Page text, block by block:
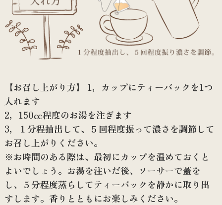
【お召し上がり方】 1，カップにティーバックを1つ
入れます
2，150㏄程度のお湯を注ぎます
3，１分程抽出して、５回程度振って濃さを調節して
お召し上がりください。
※お時間のある際は、最初にカップを温めておくと
よいでしょう。お湯を注いだ後、ソーサーで蓋を
し、５分程度蒸らしてティーバックを静かに取り出
すします。香りとともにお楽しみください。